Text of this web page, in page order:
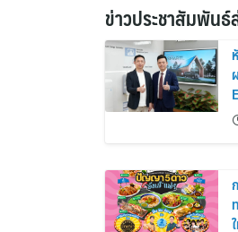
ข่าวประชาสัมพันธ์